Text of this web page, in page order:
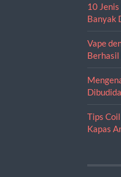
10
Banyak
Vape
Tips
Kapas